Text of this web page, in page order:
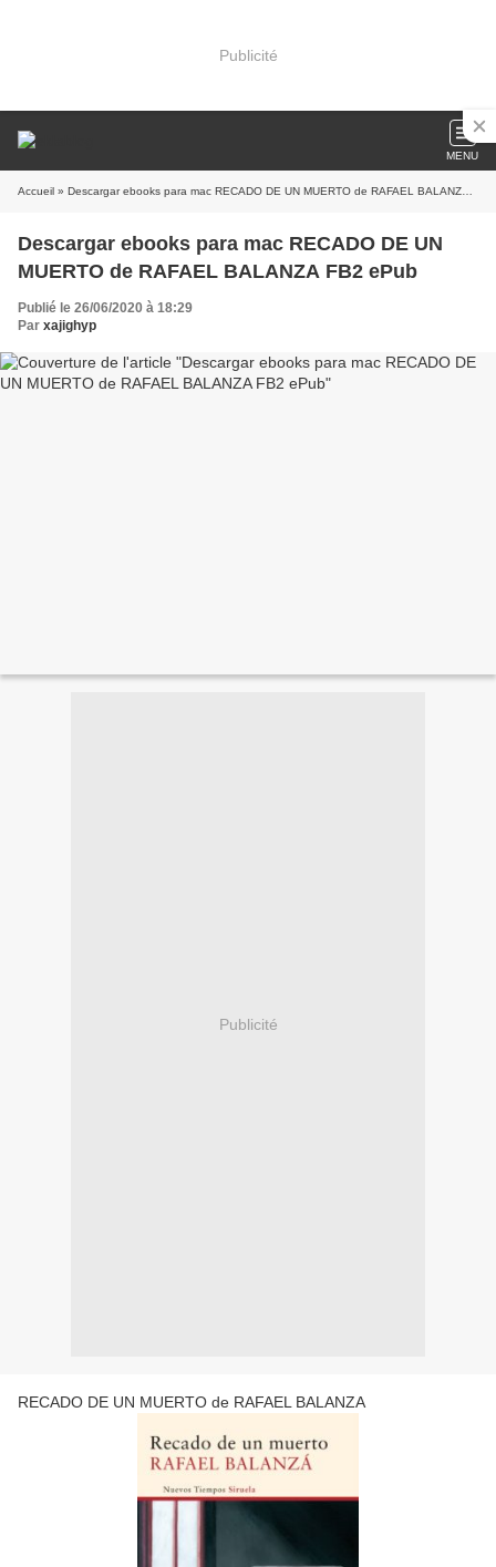
Publicité
MENU
Accueil » Descargar ebooks para mac RECADO DE UN MUERTO de RAFAEL BALANZA FB2 ePub
Descargar ebooks para mac RECADO DE UN
MUERTO de RAFAEL BALANZA FB2 ePub
Publié le 26/06/2020 à 18:29
Par xajighyp
Publicité
RECADO DE UN MUERTO de RAFAEL BALANZA